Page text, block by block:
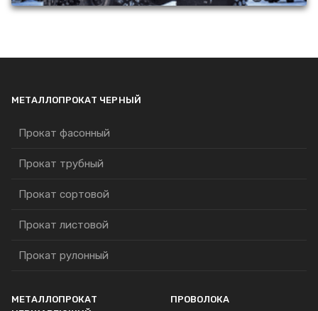
МЕТАЛЛОПРОКАТ ЧЕРНЫЙ
Прокат фасонный
Прокат трубный
Прокат сортовой
Прокат листовой
Прокат рулонный
МЕТАЛЛОПРОКАТ
ПРОВОЛОКА